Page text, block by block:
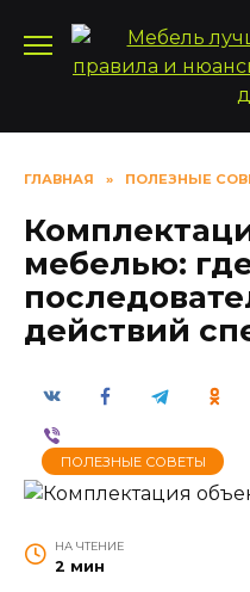
содержанию
ГЛАВНАЯ » ПОЛЕЗНЫЕ
мебелью:
действий
ПОЛЕЗНЫЕ СОВЕТЫ
НА ЧТЕНИЕ
2 мин